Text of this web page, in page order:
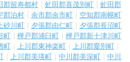
郡留寿都村 虻田郡喜茂別町
虻田郡
郡泊村 余市郡余市町
空知郡南幌町
砂川町 夕張郡由仁町
夕張郡長沼町
町 樺戸郡浦臼町
樺戸郡新十津川町
町 上川郡東神楽町
上川郡愛別町
上川郡美瑛町 中川郡美深町
中川